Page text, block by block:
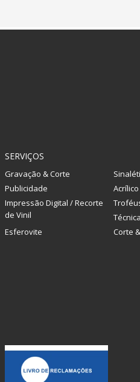
SERVIÇOS
Gravação & Corte
Publicidade
Acrílico
Impressão Digital / Recorte
de Vinil
Esferovite
Corte